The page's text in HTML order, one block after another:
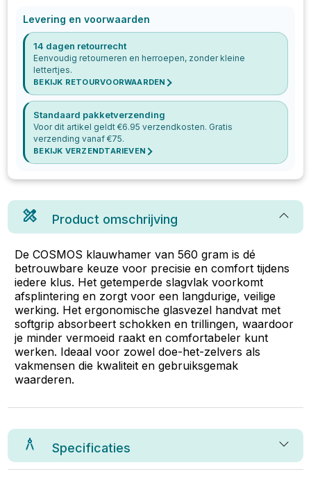
Levering en voorwaarden
14 dagen retourrecht
Eenvoudig retourneren en herroepen, zonder kleine
lettertjes.
BEKIJK RETOURVOORWAARDEN
Standaard pakketverzending
Voor dit artikel geldt €6.95 verzendkosten. Gratis
verzending vanaf €75.
BEKIJK VERZENDTARIEVEN
Product omschrijving
De COSMOS klauwhamer van 560 gram is dé
betrouwbare keuze voor precisie en comfort tijdens
iedere klus. Het getemperde slagvlak voorkomt
afsplintering en zorgt voor een langdurige, veilige
werking. Het ergonomische glasvezel handvat met
softgrip absorbeert schokken en trillingen, waardoor
je minder vermoeid raakt en comfortabeler kunt
werken. Ideaal voor zowel doe-het-zelvers als
vakmensen die kwaliteit en gebruiksgemak
waarderen.
Specificaties